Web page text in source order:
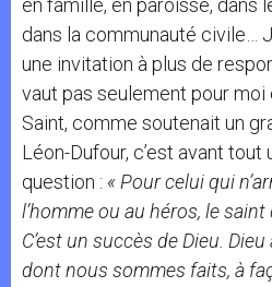
en famille, en paroisse, dans
dans la communauté civile…
une invitation à plus de
vaut pas seulement pour moi
Saint, comme soutenait un
Léon-Dufour, c’est avant tout
question : « Pour celui qui
l’homme ou au héros, le saint
C’est un succès de Dieu. Dieu
dont nous sommes faits, à